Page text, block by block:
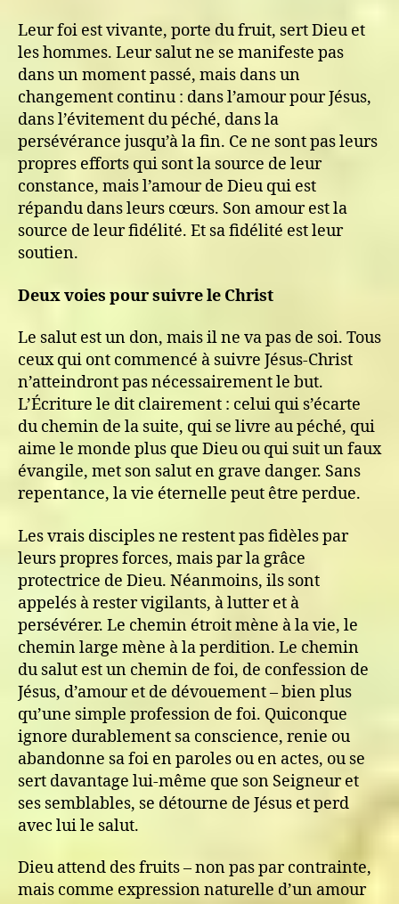
Leur foi est vivante, porte du fruit, sert Dieu et
les hommes. Leur salut ne se manifeste pas
dans un moment passé, mais dans un
changement continu : dans l’amour pour Jésus,
dans l’évitement du péché, dans la
persévérance jusqu’à la fin. Ce ne sont pas leurs
propres efforts qui sont la source de leur
constance, mais l’amour de Dieu qui est
répandu dans leurs cœurs. Son amour est la
source de leur fidélité. Et sa fidélité est leur
soutien.
Deux voies pour suivre le Christ
Le salut est un don, mais il ne va pas de soi. Tous
ceux qui ont commencé à suivre Jésus-Christ
n’atteindront pas nécessairement le but.
L’Écriture le dit clairement : celui qui s’écarte
du chemin de la suite, qui se livre au péché, qui
aime le monde plus que Dieu ou qui suit un faux
évangile, met son salut en grave danger. Sans
repentance, la vie éternelle peut être perdue.
Les vrais disciples ne restent pas fidèles par
leurs propres forces, mais par la grâce
protectrice de Dieu. Néanmoins, ils sont
appelés à rester vigilants, à lutter et à
persévérer. Le chemin étroit mène à la vie, le
chemin large mène à la perdition. Le chemin
du salut est un chemin de foi, de confession de
Jésus, d’amour et de dévouement – bien plus
qu’une simple profession de foi. Quiconque
ignore durablement sa conscience, renie ou
abandonne sa foi en paroles ou en actes, ou se
sert davantage lui-même que son Seigneur et
ses semblables, se détourne de Jésus et perd
avec lui le salut.
Dieu attend des fruits – non pas par contrainte,
mais comme expression naturelle d’un amour